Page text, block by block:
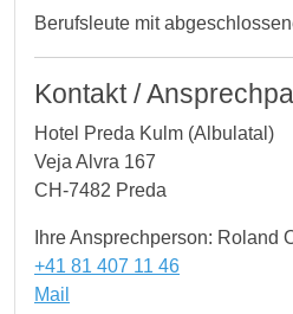
Berufsleute mit
Kontakt /
Hotel Preda Kulm (Albulatal)
Veja Alvra 167
CH-7482 Preda
Ihre Ansprechperson: Roland
+41 81 407 11 46
Mail